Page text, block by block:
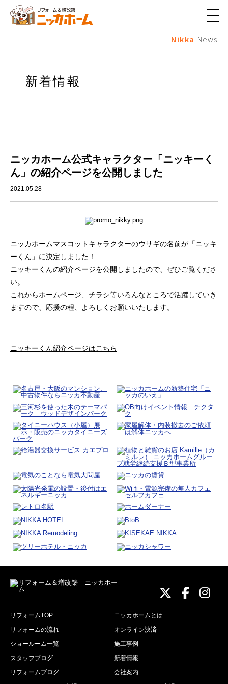
メ
ュ
Nikka News
新着情報
ニッカホーム公式キャラクター「ニッキーく
ん」の紹介ページを公開しました
2021.05.28
ニッカホームマスコットキャラクターのウサギの名前が「ニッキ
ーくん」に決定しました！
ニッキーくんの紹介ページを公開しましたので、ぜひご覧くださ
い。
これからホームページ、チラシ等いろんなところで活躍していき
ますので、応援の程、よろしくお願いいたします。
ニッキーくん紹介ページはこちら
ニッカ
ニッニ
リフォームTOP
ニッカホームとは
リフォームの流れ
オンライン決済
ショールーム一覧
施工事例
スタッフブログ
新着情報
リフォームブログ
会社案内